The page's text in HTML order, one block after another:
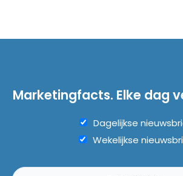
Marketingfacts. Elke dag
Dagelijkse
Wekelijkse